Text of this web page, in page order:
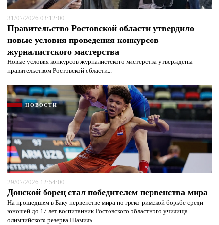
31/07/2026 03:12:00
Правительство Ростовской области утвердило
новые условия проведения конкурсов
журналистского мастерства
Новые условия конкурсов журналистского мастерства утверждены
правительством Ростовской области...
НОВОСТИ
29/07/2026 12:54:00
Донской борец стал победителем первенства мира
На прошедшем в Баку первенстве мира по греко-римской борьбе среди
юношей до 17 лет воспитанник Ростовского областного училища
олимпийского резерва Шамиль ...
Я согласен сполитикой конфиденциальности и
защиты информации*
Я согласен с политикой конфиденциальности и
защиты информации*